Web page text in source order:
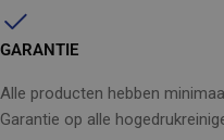
GARANTIE
Alle producten hebben
Garantie op alle